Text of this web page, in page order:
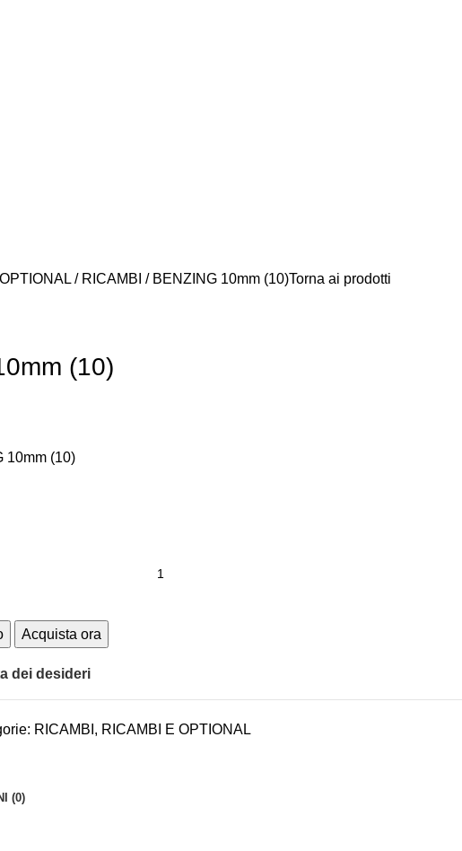
RICAMBI BENZING 10mm (10)Torna ai prodotti
(10)
10mm (10)
Acquista ora
dei desideri
RICAMBI , RICAMBI E OPTIONAL
(0)